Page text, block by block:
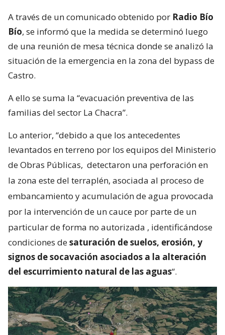
A través de un comunicado obtenido por Radio Bío
Bío, se informó que la medida se determinó luego
de una reunión de mesa técnica donde se analizó la
situación de la emergencia en la zona del bypass de
Castro.
A ello se suma la “evacuación preventiva de las
familias del sector La Chacra”.
Lo anterior, “debido a que los antecedentes
levantados en terreno por los equipos del Ministerio
de Obras Públicas, detectaron una perforación en
la zona este del terraplén, asociada al proceso de
embancamiento y acumulación de agua provocada
por la intervención de un cauce por parte de un
particular de forma no autorizada , identificándose
condiciones desaturación de suelos, erosión, y
signos de socavación asociados a la alteración
del escurrimiento natural de las aguas“.